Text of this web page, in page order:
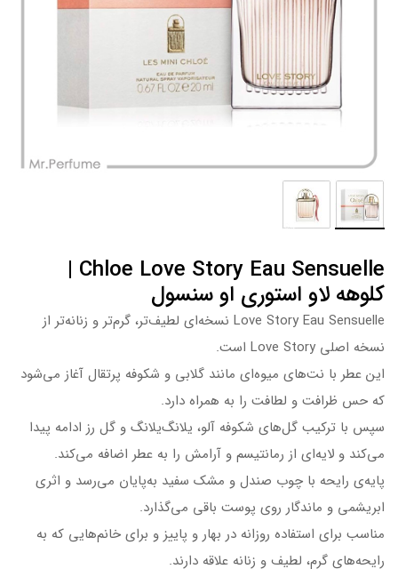
Chloe Love Story Eau Sensuelle |
کلوهه لاو استوری او سنسول
Love Story Eau Sensuelle نسخه‌ای لطیف‌تر، گرم‌تر و زنانه‌تر از
نسخه اصلی Love Story است.
این عطر با نت‌های میوه‌ای مانند گلابی و شکوفه پرتقال آغاز می‌شود
که حس ظرافت و لطافت را به همراه دارد.
سپس با ترکیب گل‌های شکوفه آلو، یلانگ‌یلانگ و گل رز ادامه پیدا
می‌کند و لایه‌ای از رمانتیسم و آرامش را به عطر اضافه می‌کند.
پایه‌ی رایحه با چوب صندل و مشک سفید به‌پایان می‌رسد و اثری
ابریشمی و ماندگار روی پوست باقی می‌گذارد.
مناسب برای استفاده روزانه در بهار و پاییز و برای خانم‌هایی که به
رایحه‌های گرم، لطیف و زنانه علاقه دارند.